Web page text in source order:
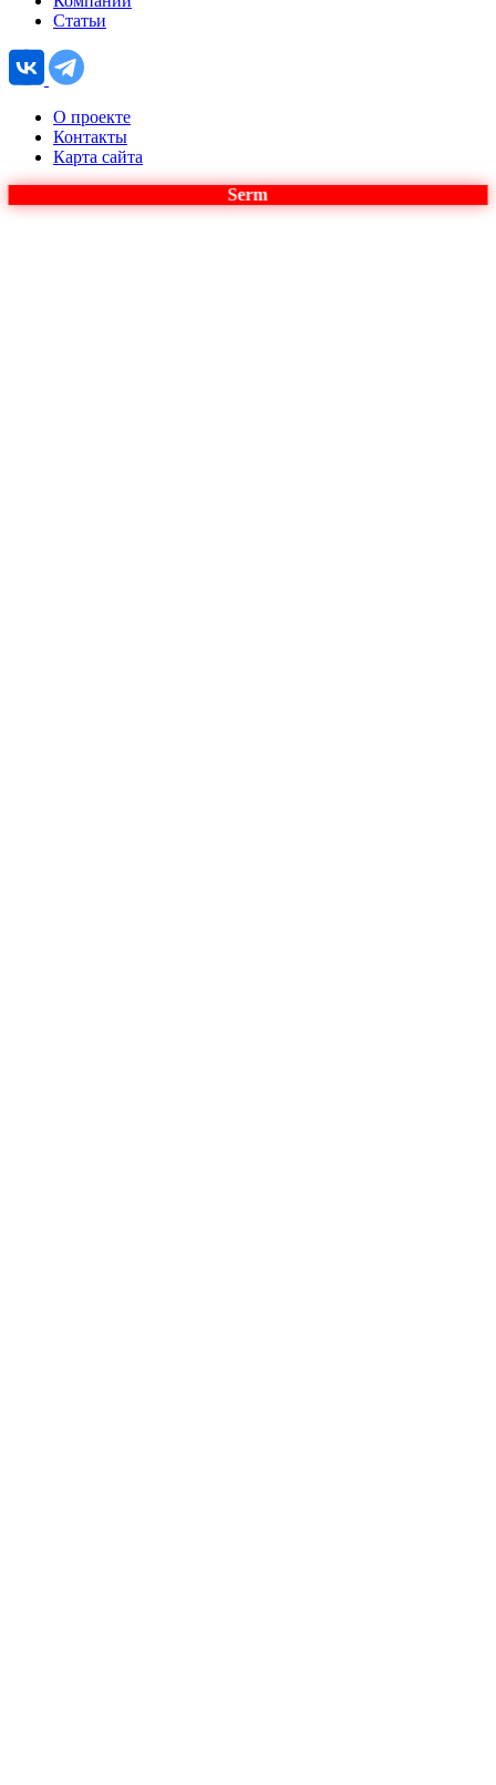
Статьи
О проекте
Контакты
Карта сайта
Serm